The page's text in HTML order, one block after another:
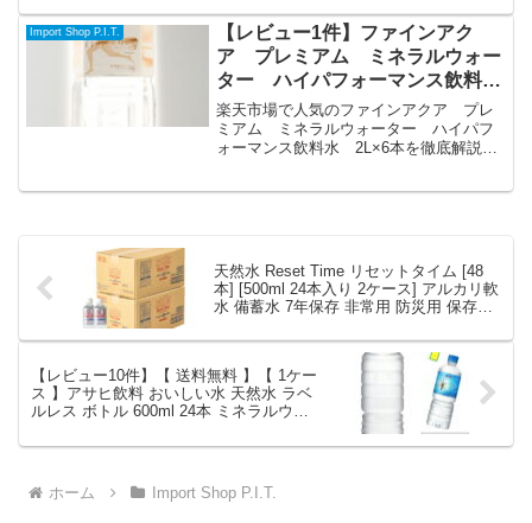
レビュー0件・平均評価0の商品情報・購
入方法まとめ。
Import Shop P.I.T.
【レビュー1件】ファインアク
ア プレミアム ミネラルウォー
ター ハイパフォーマンス飲料
水 2L×6本｜価格・送料・ポイ
ント還元まとめ
楽天市場で人気のファインアクア プレ
ミアム ミネラルウォーター ハイパフ
ォーマンス飲料水 2L×6本を徹底解説。
天然水 Reset Time リセットタイム [48
本] [500ml 24本入り 2ケース] アルカリ軟
水 備蓄水 7年保存 非常用 防災用 保存水
雲先生も納得 送料無料 代引不可 メーカ
ー直送品 離島沖縄北海道発送不可｜価
格・送料・ポイント還元まとめ
【レビュー10件】【 送料無料 】【 1ケー
ス 】アサヒ飲料 おいしい水 天然水 ラベ
ルレス ボトル 600ml 24本 ミネラルウォ
まとめ買い 軟水 国産 ケース 買い 箱 ウ
とめ買い｜価格・送料・ポイント還元ま
とめホーム Import Shop P.I.T.